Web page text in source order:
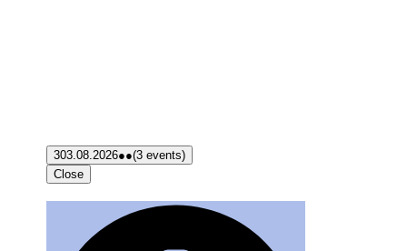
303.08.2026●●(3 events)
Close